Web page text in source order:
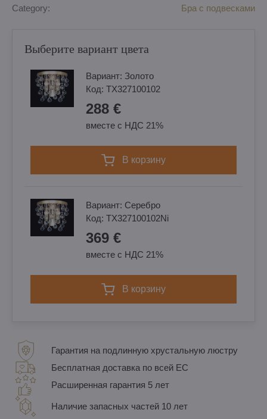
Category: Бра с подвесками
Выберите вариант цвета
Вариант: Золотo
Код: TX327100102
288 €
вместе с НДС 21%
в корзину
Вариант: Cеребро
Код: TX327100102Ni
369 €
вместе с НДС 21%
в корзину
Гарантия на подлинную хрустальную люстру
Бесплатная доставка по всей ЕС
Расширенная гарантия 5 лет
Наличие запасных частей 10 лет